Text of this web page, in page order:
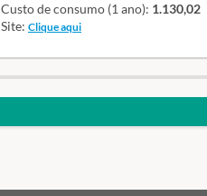
Custo de consumo (1 ano): 1.130,02
Site: Clique aqui